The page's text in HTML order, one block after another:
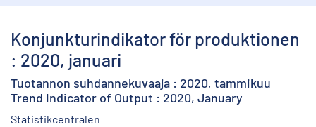
Konjunkturindikator för produktionen
: 2020, januari
Tuotannon suhdannekuvaaja : 2020, tammikuu
Trend Indicator of Output : 2020, January
Statistikcentralen